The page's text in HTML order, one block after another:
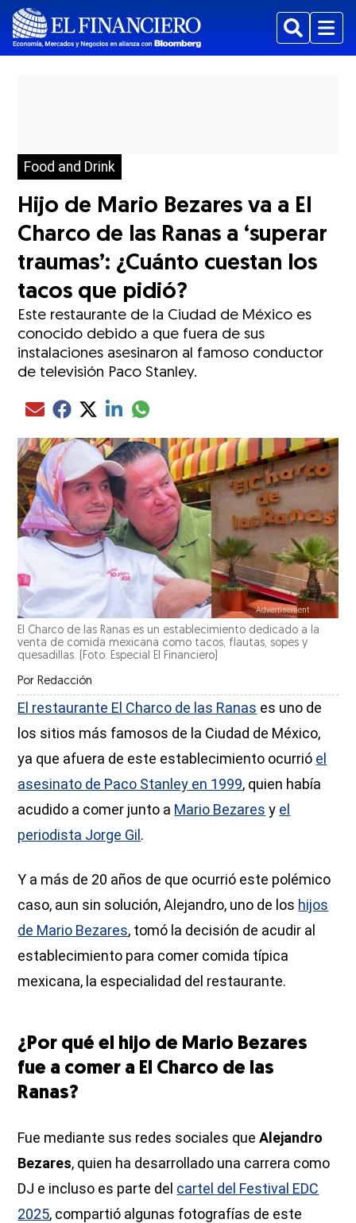
BuscarMenu
Food and Drink
Hijo de Mario Bezares va a El
Charco de las Ranas a ‘superar
traumas’: ¿Cuánto cuestan los
tacos que pidió?
Este restaurante de la Ciudad de México es
conocido debido a que fuera de sus
instalaciones asesinaron al famoso conductor
de televisión Paco Stanley.
Compartir el artículo actual mediante Email
Compartir el artículo actual mediante Facebook
Compartir el artículo actual mediante Twitter
Compartir el artículo actual mediante LinkedIn
Compartir el artículo actual mediante
El Charco de las Ranas es un establecimiento dedicado a la
venta de comida mexicana como tacos, flautas, sopes y
quesadillas. (Foto: Especial El Financiero)
Por Redacción
El restaurante El Charco de las Ranas es uno de
los sitios más famosos de la Ciudad de México,
ya que afuera de este establecimiento ocurrió el
asesinato de Paco Stanley en 1999, quien había
acudido a comer junto a Mario Bezares y el
periodista Jorge Gil.
Y a más de 20 años de que ocurrió este polémico
caso, aun sin solución, Alejandro, uno de los hijos
de Mario Bezares, tomó la decisión de acudir al
establecimiento para comer comida típica
mexicana, la especialidad del restaurante.
¿Por qué el hijo de Mario Bezares
fue a comer a El Charco de las
Ranas?
Fue mediante sus redes sociales queAlejandro
Bezares, quien ha desarrollado una carrera como
DJ e incluso es parte del cartel del Festival EDC
2025, compartió algunas fotografías de este